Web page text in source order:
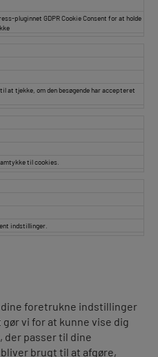
pluginnet GDPR Cookie Consent for at holde
at tjekke, om den besøgende har accepteret
til cookies.
indstillinger.
foretrukne indstillinger
vi for at kunne vise dig
der passer til dine
brugt til at afgøre,